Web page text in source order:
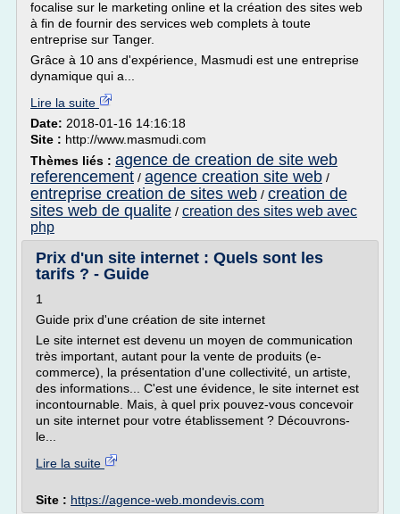
focalise sur le marketing online et la création des sites web
à fin de fournir des services web complets à toute
entreprise sur Tanger.
Grâce à 10 ans d'expérience, Masmudi est une entreprise
dynamique qui a...
Lire la suite
Date: 2018-01-16 14:16:18
Site : http://www.masmudi.com
Thèmes liés : agence de creation de site web
referencement / agence creation site web /
entreprise creation de sites web / creation de
sites web de qualite / creation des sites web avec
php
Prix d'un site internet : Quels sont les
tarifs ? - Guide
1
Guide prix d'une création de site internet
Le site internet est devenu un moyen de communication
très important, autant pour la vente de produits (e-
commerce), la présentation d'une collectivité, un artiste,
des informations... C'est une évidence, le site internet est
incontournable. Mais, à quel prix pouvez-vous concevoir
un site internet pour votre établissement ? Découvrons-
le...
Lire la suite
Site : https://agence-web.mondevis.com